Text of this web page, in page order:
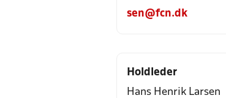
sen@fcn.dk
Holdleder
Hans Henrik Larsen